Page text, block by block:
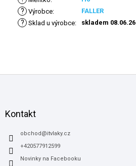
? Výrobce: FALLER
? Sklad u výrobce: skladem 08.06.26
Kontakt
obchod@itvlaky.cz
+420577912599
Novinky na Facebooku